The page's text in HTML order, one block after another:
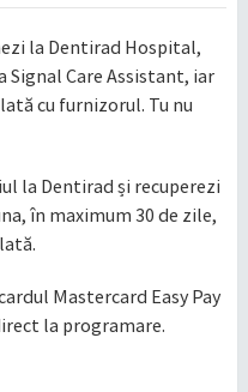
la Dentirad Hospital,
Care Assistant, iar
cu furnizorul. Tu nu
la Dentirad și recuperezi
în maximum 30 de zile,
Mastercard Easy Pay
la programare.